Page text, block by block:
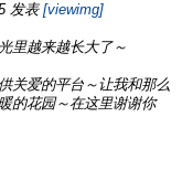
发表 [viewimg]
里越来越长大了～
关爱的平台～让我和那么
的花园～在这里谢谢你